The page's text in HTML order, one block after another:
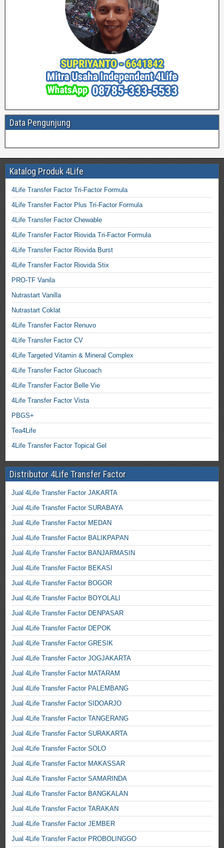
Data Pengunjung
Katalog Produk 4Life
4Life Transfer Factor Tri-Factor Formula
4Life Transfer Factor Plus Tri-Factor Formula
4Life Transfer Factor Chewable
4Life Transfer Factor Riovida Tri-Factor Formula
4Life Transfer Factor Riovida Burst
4Life Transfer Factor Riovida Stix
PRO-TF Vanila
Nutrastart Vanilla
Nutrastart Coklat
4Life Transfer Factor Renuvo
4Life Transfer Factor CV
4Life Targeted Vitamin & Mineral Complex
4Life Transfer Factor Glucoach
4Life Transfer Factor Belle Vie
4Life Transfer Factor Vista
PBGS+
Tea4Life
4Life Transfer Factor Topical Gel
Distributor 4Life Transfer Factor
Jual 4Life Transfer Factor JAKARTA
Jual 4Life Transfer Factor SURABAYA
Jual 4Life Transfer Factor MEDAN
Jual 4Life Transfer Factor BALIKPAPAN
Jual 4Life Transfer Factor BANJARMASIN
Jual 4Life Transfer Factor BEKASI
Jual 4Life Transfer Factor BOGOR
Jual 4Life Transfer Factor BOYOLALI
Jual 4Life Transfer Factor DENPASAR
Jual 4Life Transfer Factor DEPOK
Jual 4Life Transfer Factor GRESIK
Jual 4Life Transfer Factor JOGJAKARTA
Jual 4Life Transfer Factor MATARAM
Jual 4Life Transfer Factor PALEMBANG
Jual 4Life Transfer Factor SIDOARJO
Jual 4Life Transfer Factor TANGERANG
Jual 4Life Transfer Factor SURAKARTA
Jual 4Life Transfer Factor SOLO
Jual 4Life Transfer Factor MAKASSAR
Jual 4Life Transfer Factor SAMARINDA
Jual 4Life Transfer Factor BANGKALAN
Jual 4Life Transfer Factor TARAKAN
Jual 4Life Transfer Factor JEMBER
Jual 4Life Transfer Factor PROBOLINGGO